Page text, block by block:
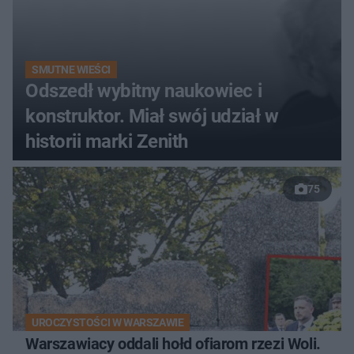
SMUTNE WIEŚCI
Odszedł wybitny naukowiec i
konstruktor. Miał swój udział w
historii marki Zenith
75
UROCZYSTOŚCI W WARSZAWIE
Warszawiacy oddali hołd ofiarom rzezi Woli.